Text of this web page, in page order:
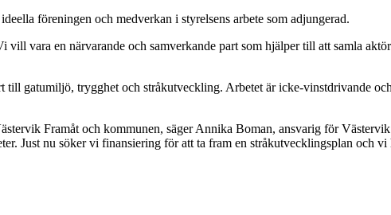
föreningen och medverkan i styrelsens arbete som adjungerad.
vara en närvarande och samverkande part som hjälper till att samla
gatumiljö, trygghet och stråkutveckling. Arbetet är icke-vinstdrivande
Framåt och kommunen, säger Annika Boman, ansvarig för
Just nu söker vi finansiering för att ta fram en stråkutvecklingsplan och